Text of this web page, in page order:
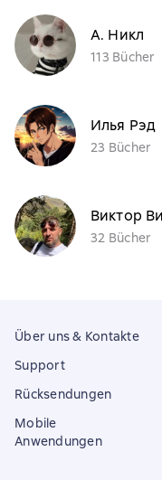
А. Никл
113 Bücher
Илья Рэд
23 Bücher
Виктор
32 Bücher
Über uns & Kontakte
Support
Rücksendungen
Mobile
Anwendungen